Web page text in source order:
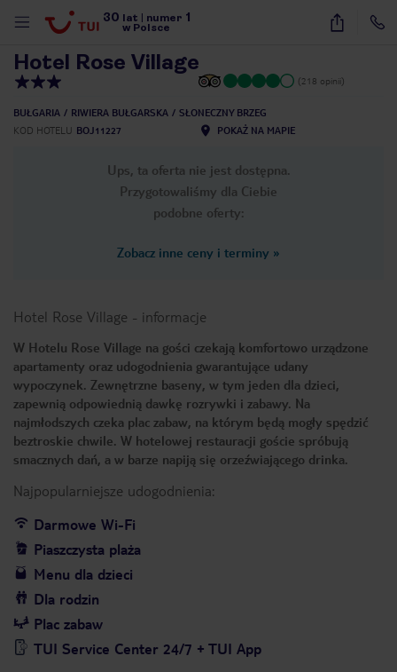
30 lat numer 1
w Polsce
13
Hotel Rose Village
(218 opinii)
BUŁGARIA RIWIERA BUŁGARSKA
SŁONECZNY BRZEG
KOD HOTELU BOJ11227 POKAŻ NA MAPIE
Ups, ta oferta nie jest dostępna.
Przygotowaliśmy dla Ciebie
podobne oferty:
Zobacz inne ceny i terminy »
Hotel Rose Village - informacje
W Hotelu Rose Village na gości czekają komfortowo urządzone
apartamenty oraz udogodnienia gwarantujące udany
wypoczynek. Zewnętrzne baseny, w tym jeden dla dzieci,
zapewnią odpowiednią dawkę rozrywki i zabawy. Na
najmłodszych czeka plac zabaw, na którym będą mogły spędzić
beztroskie chwile. W hotelowej restauracji goście spróbują
smacznych dań, a w barze napiją się orzeźwiającego drinka.
Najpopularniejsze udogodnienia:
Darmowe Wi-Fi
Piaszczysta plaża
Menu dla dzieci
Dla rodzin
Plac zabaw
TUI Service Center 24/7 + TUI App